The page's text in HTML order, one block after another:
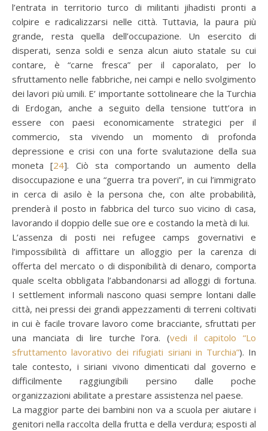
l’entrata in territorio turco di militanti jihadisti pronti a
colpire e radicalizzarsi nelle città. Tuttavia, la paura più
grande, resta quella dell’occupazione. Un esercito di
disperati, senza soldi e senza alcun aiuto statale su cui
contare, è “carne fresca” per il caporalato, per lo
sfruttamento nelle fabbriche, nei campi e nello svolgimento
dei lavori più umili. E’ importante sottolineare che la Turchia
di Erdogan, anche a seguito della tensione tutt’ora in
essere con paesi economicamente strategici per il
commercio, sta vivendo un momento di profonda
depressione e crisi con una forte svalutazione della sua
moneta [24]. Ciò sta comportando un aumento della
disoccupazione e una “guerra tra poveri”, in cui l’immigrato
in cerca di asilo è la persona che, con alte probabilità,
prenderà il posto in fabbrica del turco suo vicino di casa,
lavorando il doppio delle sue ore e costando la metà di lui.
L’assenza di posti nei refugee camps governativi e
l’impossibilità di affittare un alloggio per la carenza di
offerta del mercato o di disponibilità di denaro, comporta
quale scelta obbligata l’abbandonarsi ad alloggi di fortuna.
I settlement informali nascono quasi sempre lontani dalle
città, nei pressi dei grandi appezzamenti di terreni coltivati
in cui è facile trovare lavoro come bracciante, sfruttati per
una manciata di lire turche l’ora. (vedi il capitolo “Lo
sfruttamento lavorativo dei rifugiati siriani in Turchia”). In
tale contesto, i siriani vivono dimenticati dal governo e
difficilmente raggiungibili persino dalle poche
organizzazioni abilitate a prestare assistenza nel paese.
La maggior parte dei bambini non va a scuola per aiutare i
genitori nella raccolta della frutta e della verdura; esposti al